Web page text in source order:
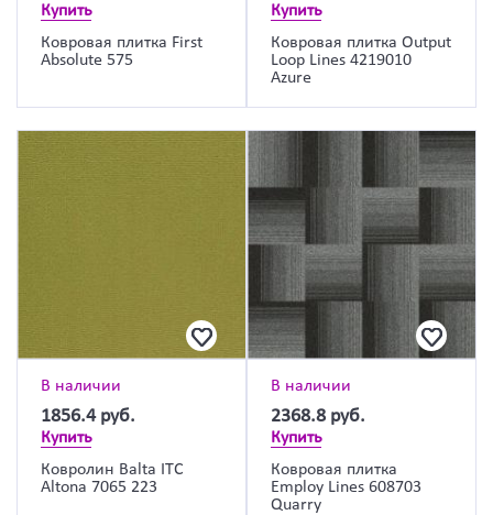
Купить
Ковровая плитка First
Absolute 575
Купить
Ковровая плитка Output
Loop Lines 4219010
Azure
В наличии
1856.4 руб.
Купить
Ковролин Balta ITC
Altona 7065 223
В наличии
2368.8 руб.
Купить
Ковровая плитка
Employ Lines 608703
Quarry